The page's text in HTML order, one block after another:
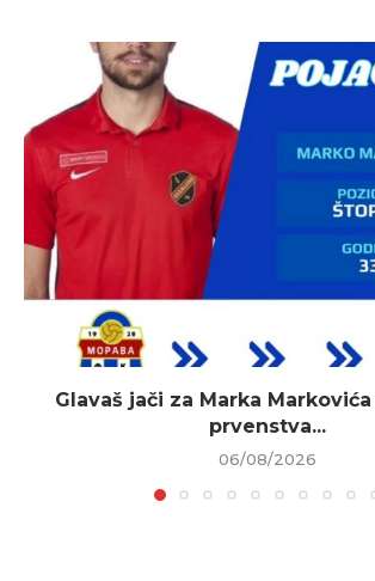
Glavaš jači za Marka
prvenstva...
06/08/2026